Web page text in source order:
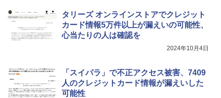
タリーズ オンラインストアでクレジット
カード情報5万件以上が漏えいの可能性、
心当たりの人は確認を
2024年10月4日
「スイパラ」で不正アクセス被害、7409
人のクレジットカード情報が漏えいした
可能性